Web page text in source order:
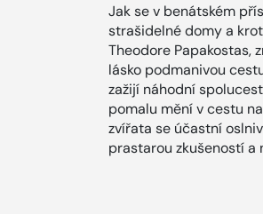
Jak se v benátském
strašidelné domy a
Theodore Papakostas,
lásko podmanivou
zažijí náhodní
pomalu mění v cestu
zvířata se účastní
prastarou zkušeností